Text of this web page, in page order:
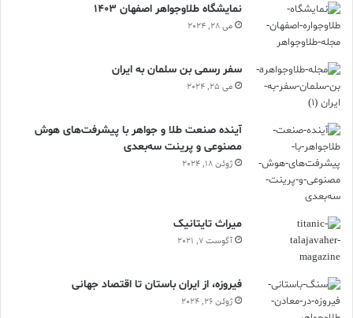
نمایشگاه طلاوجواهر اصفهان 1403
می 28, 2024
سفر رسمی بن سلمان به ایران
می 25, 2024
آینده صنعت طلا و جواهر با پیشرفت‌های هوش
مصنوعی و پرینت سه‌بعدی
ژوئن 18, 2024
ميراث تايتانيک
آگوست 7, 2021
فیروزه، از ایران باستان تا اقتصاد جهانی
ژوئن 26, 2024